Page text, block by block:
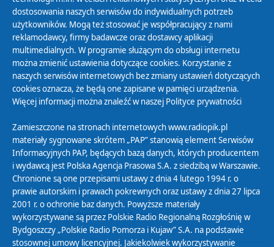
Polityka Prywatności
Zasady korzystania z Serwisu
Organizacje Pożytku Publicznego
Cyfryzacja DAB+
Polityka ochrony danych osobowych
Abonament
Zamówienia publiczne
Biuletyn Informacji Publicznej
dostosowania naszych serwisów do indywidualnych potrzeb
użytkowników. Mogą też stosować je współpracujący z nami
reklamodawcy, firmy badawcze oraz dostawcy aplikacji
multimedialnych. W programie służącym do obsługi internetu
można zmienić ustawienia dotyczące cookies. Korzystanie z
naszych serwisów internetowych bez zmiany ustawień dotyczących
cookies oznacza, że będą one zapisane w pamięci urządzenia.
Więcej informacji można znaleźć w naszej Polityce prywatności
Zamieszczone na stronach internetowych www.radiopik.pl
materiały sygnowane skrótem „PAP” stanowią element Serwisów
Informacyjnych PAP, będących bazą danych, których producentem
i wydawcą jest Polska Agencja Prasowa S.A. z siedzibą w Warszawie.
Chronione są one przepisami ustawy z dnia 4 lutego 1994 r. o
prawie autorskim i prawach pokrewnych oraz ustawy z dnia 27 lipca
2001 r. o ochronie baz danych. Powyższe materiały
wykorzystywane są przez Polskie Radio Regionalną Rozgłośnię w
Bydgoszczy „Polskie Radio Pomorza i Kujaw” S.A. na podstawie
stosownej umowy licencyjnej. Jakiekolwiek wykorzystywanie